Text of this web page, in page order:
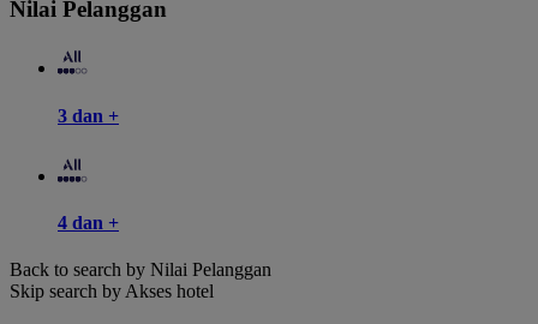
Nilai Pelanggan
3 dan +
4 dan +
Back to search by Nilai Pelanggan
Skip search by Akses hotel